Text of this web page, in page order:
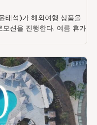
태석)가 해외여행 상품을
모션을 진행한다. 여름 휴가